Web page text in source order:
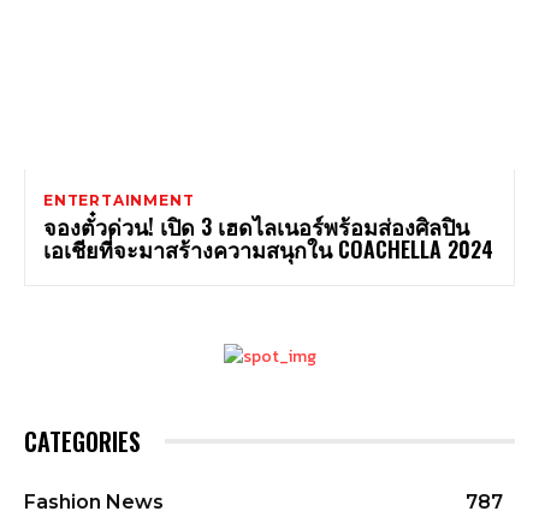
ENTERTAINMENT
จองตั๋วด่วน! เปิด 3 เฮดไลเนอร์พร้อมส่องศิลปิน
เอเชียที่จะมาสร้างความสนุกใน COACHELLA 2024
CATEGORIES
Fashion News
787